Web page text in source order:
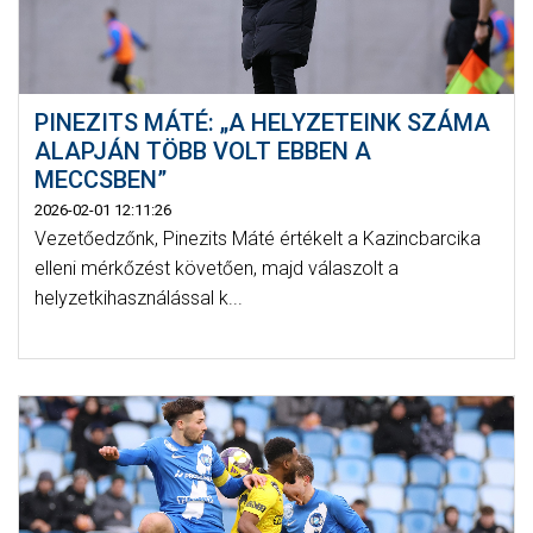
PINEZITS MÁTÉ: „A HELYZETEINK SZÁMA
ALAPJÁN TÖBB VOLT EBBEN A
MECCSBEN”
2026-02-01 12:11:26
Vezetőedzőnk, Pinezits Máté értékelt a Kazincbarcika
elleni mérkőzést követően, majd válaszolt a
helyzetkihasználással k...